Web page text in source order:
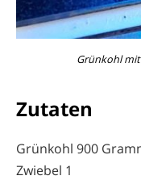
Grünkohl
Zutaten
Grünkohl 900
Zwiebel 1